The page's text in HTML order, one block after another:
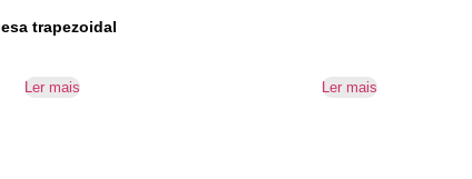
trapezoidal
Ler mais Ler mais